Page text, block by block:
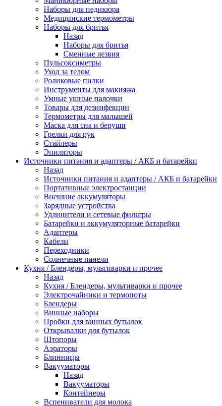
Наборы для педикюра
Медицинские термометры
Наборы для бритья
Назад
Наборы для бритья
Сменные лезвия
Пульсоксиметры
Уход за телом
Роликовые пилки
Инструменты для макияжа
Умные ушные палочки
Товары для дезинфекции
Термометры для малышей
Маска для сна и беруши
Грелки для рук
Стайлеры
Эпиляторы
Источники питания и адаптеры / АКБ и батарейки
Назад
Источники питания и адаптеры / АКБ и батарейки
Портативные электростанции
Внешние аккумуляторы
Зарядные устройства
Удлинители и сетевые фильтры
Батарейки и аккумуляторные батарейки
Адаптеры
Кабели
Переходники
Солнечные панели
Кухня / Блендеры, мультиварки и прочее
Назад
Кухня / Блендеры, мультиварки и прочее
Электрочайники и термопоты
Блендеры
Винные наборы
Пробки для винных бутылок
Открывалки для бутылок
Штопоры
Аэраторы
Блинницы
Вакууматоры
Назад
Вакууматоры
Контейнеры
Вспениватели для молока